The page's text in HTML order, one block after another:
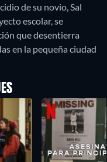
de su novio, Sal
escolar, se
que desentierra
en la pequeña ciudad